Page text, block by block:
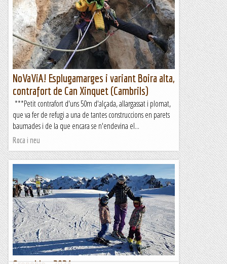
NoVaViA! Esplugamarges i variant Boira alta,
contrafort de Can Xinquet (Cambrils)
***Petit contrafort d'uns 50m d'alçada, allargassat i plomat,
que va fer de refugi a una de tantes construccions en parets
baumades i de la que encara se n'endevina el...
Roca i neu